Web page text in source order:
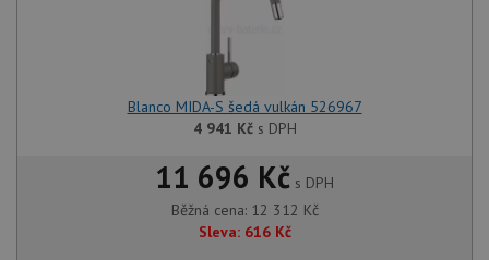
Blanco MIDA-S šedá vulkán 526967
4 941 Kčs DPH
11 696 Kč s DPH
Běžná cena: 12 312 Kč
Sleva: 616 Kč